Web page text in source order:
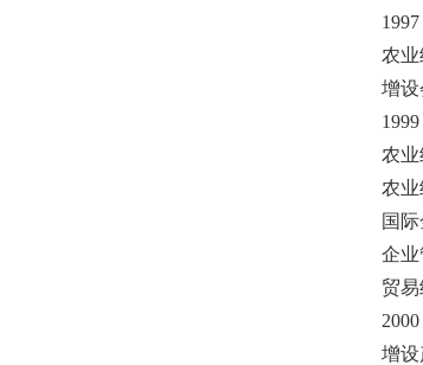
1997
农业
增设
1999
农
农
国
企
贸
2000
增设